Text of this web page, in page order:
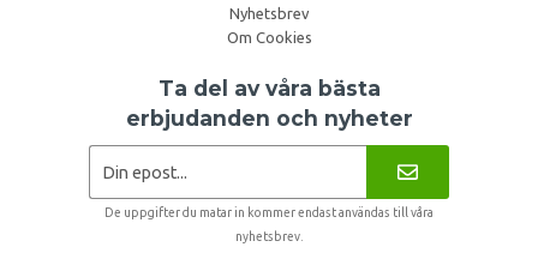
Nyhetsbrev
Om Cookies
Ta del av våra bästa
erbjudanden och nyheter
De uppgifter du matar in kommer endast användas till våra
nyhetsbrev.